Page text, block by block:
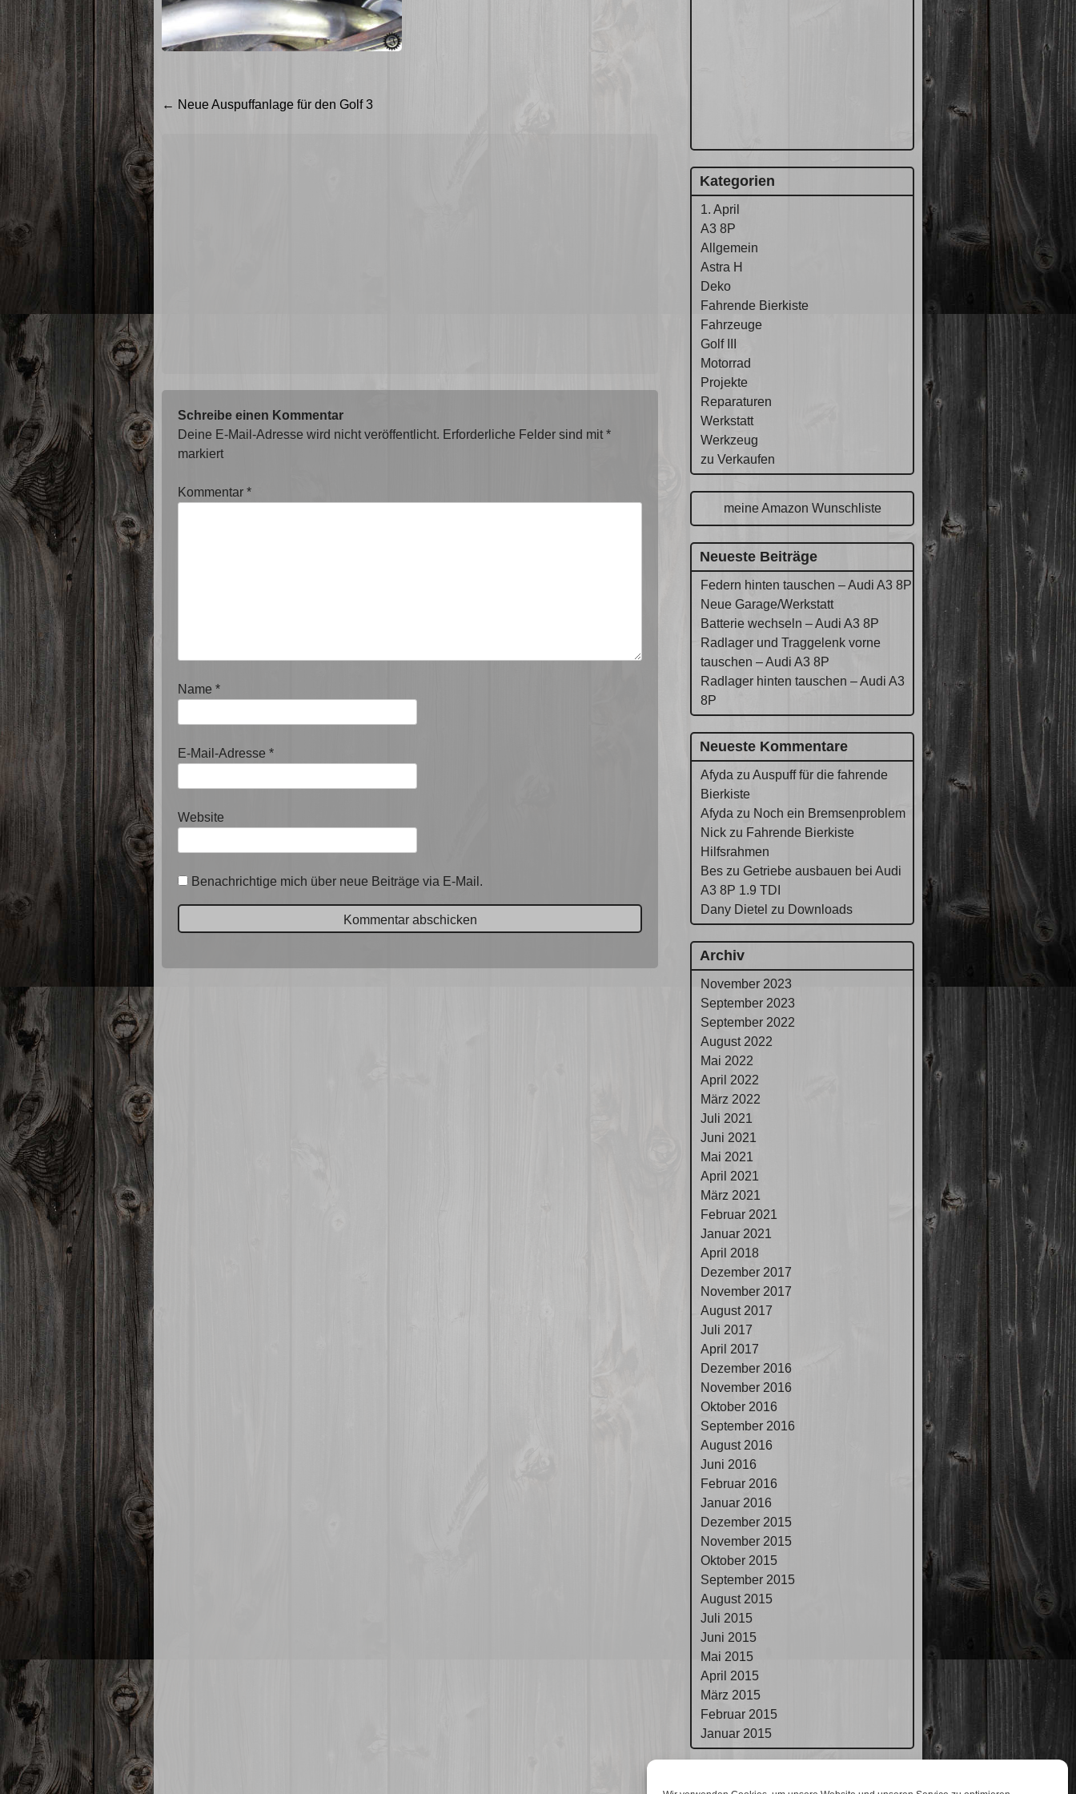
Beitragsnavigation
← Neue Auspuffanlage für den Golf 3
Schreibe einen Kommentar
Deine E-Mail-Adresse wird nicht veröffentlicht. Erforderliche Felder sind mit*
markiert
Kommentar *
Name *
E-Mail-Adresse *
Website
Benachrichtige mich über neue Beiträge via E-Mail.
Kategorien
1. April
A3 8P
Allgemein
Astra H
Deko
Fahrende Bierkiste
Fahrzeuge
Golf III
Motorrad
Projekte
Reparaturen
Werkstatt
Werkzeug
zu Verkaufen
meine Amazon Wunschliste
Neueste Beiträge
Federn hinten tauschen – Audi A3 8P
Neue Garage/Werkstatt
Batterie wechseln – Audi A3 8P
Radlager und Traggelenk vorne
tauschen – Audi A3 8P
Radlager hinten tauschen – Audi A3
8P
Neueste Kommentare
Afyda zu Auspuff für die fahrende
Bierkiste
Afyda zu Noch ein Bremsenproblem
Nick zu Fahrende Bierkiste
Hilfsrahmen
Bes zu Getriebe ausbauen bei Audi
A3 8P 1.9 TDI
Dany Dietel zu Downloads
Archiv
November 2023
September 2023
September 2022
August 2022
Mai 2022
April 2022
März 2022
Juli 2021
Juni 2021
Mai 2021
April 2021
März 2021
Februar 2021
Januar 2021
April 2018
Dezember 2017
November 2017
August 2017
Juli 2017
April 2017
Dezember 2016
November 2016
Oktober 2016
September 2016
August 2016
Juni 2016
Februar 2016
Januar 2016
Dezember 2015
November 2015
Oktober 2015
September 2015
August 2015
Juli 2015
Juni 2015
Mai 2015
April 2015
März 2015
Februar 2015
Januar 2015